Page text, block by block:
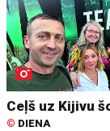
Ceļš uz Kijivu
© DIENA